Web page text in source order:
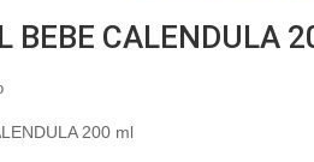
BEBE CALENDULA
200 ml